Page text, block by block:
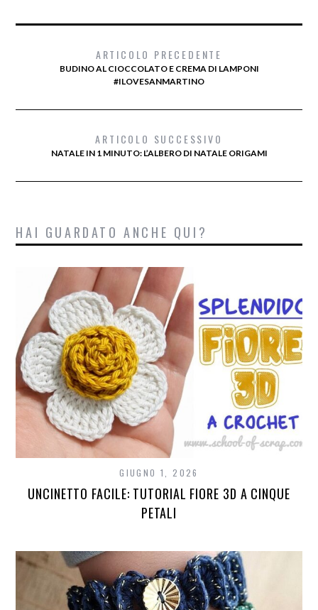
ARTICOLO PRECEDENTE
BUDINO AL CIOCCOLATO E CREMA DI LAMPONI
#ILOVESANMARTINO
ARTICOLO SUCCESSIVO
NATALE IN 1 MINUTO: L’ALBERO DI NATALE ORIGAMI
HAI GUARDATO ANCHE QUI?
GIUGNO 1, 2026
UNCINETTO FACILE: TUTORIAL FIORE 3D A CINQUE
PETALI